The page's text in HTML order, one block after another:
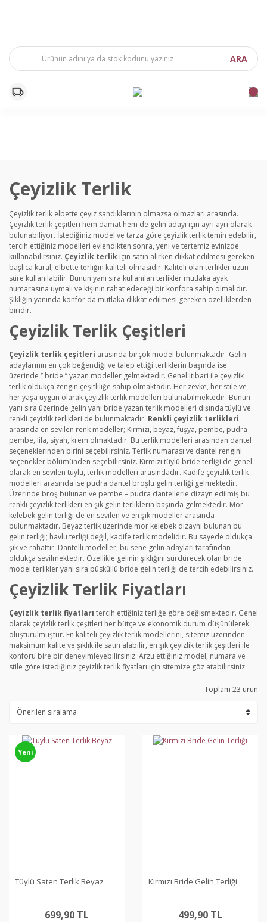
ARA
Çeyizlik Terlik
Çeyizlik terlik elbette çeyiz sandıklarının olmazsa olmazları arasında.
Çeyizlik terlik çeşitleri hem damat hem de gelin adayı için ayrı ayrı olarak
bulunabiliyor. İstediğiniz model ve tarza göre çeyizlik terliktemin edebilir,
tercih ettiğiniz modelleri evlendikten sonra, yeni ve tertemiz evinizde
kullanabilirsiniz. Çeyizlik terlik için satın alırken dikkat edilmesi gereken
başlıca kural; elbette terliğin kaliteli olmasıdır. Kaliteli olan terlikler uzun
süre kullanılabilir. Bunun yanı sıra kullanılan terlikler mutlaka ayak
numarasına uymalı ve kişinin rahat edeceği bir konfora sahip olmalıdır.
Şıklığın yanında konfor da mutlaka dikkat edilmesi gereken özelliklerden
biridir.
Çeyizlik Terlik Çeşitleri
Çeyizlik terlik çeşitleri arasında birçok model bulunmaktadır. Gelin
adaylarının en çok beğendiği ve talep ettiği terliklerin başında ise
üzerinde ‘’ bride ’’ yazan modeller gelmektedir. Genel itibari ile çeyizlik
terlik oldukça zengin çeşitliliğe sahip olmaktadır. Her zevke, her stile ve
her yaşa uygun olarak çeyizlik terlik modelleri bulunabilmektedir. Bunun
yanı sıra üzerinde gelin yani bride yazan terlik modelleri dışında tüylü ve
renkli çeyizlik terlikleri de bulunmaktadır. Renkli çeyizlik terlikleri
arasında en sevilen renk modeller; Kırmızı, beyaz, fuşya, pembe, pudra
pembe, lila, siyah, krem olmaktadır. Bu terlik modelleri arasından dantel
seçeneklerinden birini seçebilirsiniz. Terlik numarası ve dantel rengini
seçenekler bölümünden seçebilirsiniz. Kırmızı tüylü bride terliği de genel
olarak en sevilen tüylü, terlik modelleri arasındadır. Kadife çeyizlik terlik
modelleri arasında ise pudra dantel broşlu gelin terliği gelmektedir.
Üzerinde broş bulunan ve pembe – pudra dantellerle dizayn edilmiş bu
renkli çeyizlik terlikleri en şık gelin terliklerin başında gelmektedir. Mor
kelebek gelin terliği de en sevilen ve en şık modeller arasında
bulunmaktadır. Beyaz terlik üzerinde mor kelebek dizaynı bulunan bu
gelin terliği; havlu terliği değil, kadife terlik modelidir. Bu sayede oldukça
şık ve rahattır. Dantelli modeller; bu sene gelin adayları tarafından
oldukça sevilmektedir. Özellikle gelinin şıklığını sürdürecek olan bride
model terlikler yanı sıra püsküllü bride gelin terliği de tercih edebilirsiniz.
Çeyizlik Terlik Fiyatları
Çeyizlik terlik fiyatları tercih ettiğiniz terliğe göre değişmektedir. Genel
olarak çeyizlik terlik çeşitleri her bütçe ve ekonomik durum düşünülerek
oluşturulmuştur. En kaliteli çeyizlik terlik modellerini, sitemiz üzerinden
maksimum kalite ve şıklık ile satın alabilir, en şık çeyizlik terlik çeşitleri ile
konforu bire bir deneyimleyebilirsiniz. Arzu ettiğiniz model, numara ve
stile göre istediğiniz çeyizlik terlik fiyatları için sitemize göz atabilirsiniz.
Toplam 23 ürün
Yeni
Tüylü Saten Terlik Beyaz
699,90 TL
Kırmızı Bride Gelin Terliği
499,90 TL